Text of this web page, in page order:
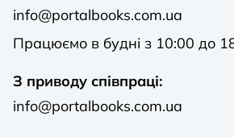
info@portalbooks.com.ua
Працюємо в будні з 10:00 до
З приводу співпраці:
info@portalbooks.com.ua